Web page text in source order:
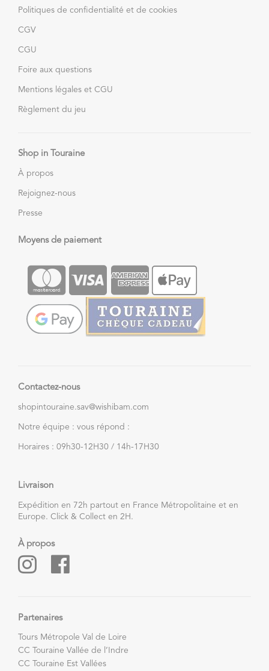
Politiques de confidentialité et de cookies
CGV
CGU
Foire aux questions
Mentions légales et CGU
Règlement du jeu
Shop in Touraine
À propos
Rejoignez-nous
Presse
Moyens de paiement
Contactez-nous
shopintouraine.sav@wishibam.com
Notre équipe : vous répond :
Horaires : 09h30-12H30 / 14h-17H30
Livraison
Expédition en 72h partout en France Métropolitaine et en
Europe. Click & Collect en 2H.
À propos
Partenaires
Tours Métropole Val de Loire
CC Touraine Vallée de l’Indre
CC Touraine Est Vallées